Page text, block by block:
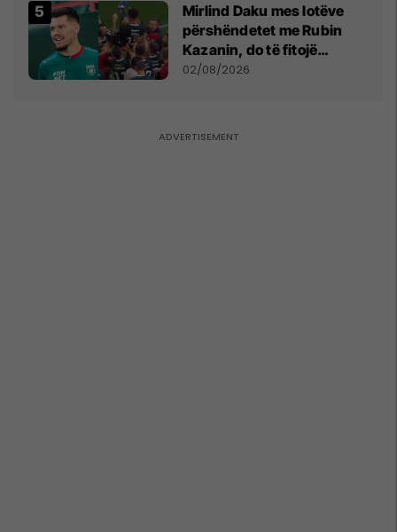
Mirlind Daku mes lotëve
përshëndetet me Rubin
Kazanin, do të fitojë
miliona te Spartak Moska
02/08/2026